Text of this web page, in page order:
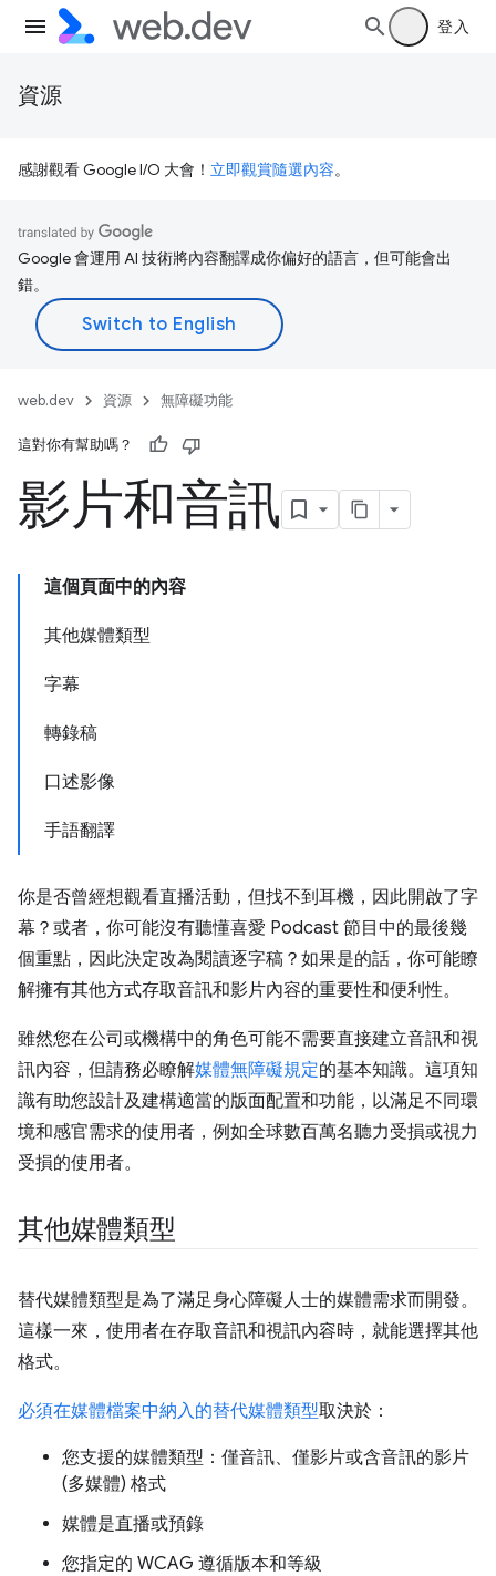
登入
資源
感謝觀看 Google I/O 大會！ 立即觀賞隨選內容。
Google 會運用 AI 技術將內容翻譯成你偏好的語言，但可能會出
錯。
web.dev 資源 無障礙功能
這對你有幫助嗎？
影片和音訊
這個頁面中的內容
其他媒體類型
字幕
轉錄稿
口述影像
手語翻譯
你是否曾經想觀看直播活動，但找不到耳機，因此開啟了字
幕？或者，你可能沒有聽懂喜愛 Podcast 節目中的最後幾
個重點，因此決定改為閱讀逐字稿？如果是的話，你可能瞭
解擁有其他方式存取音訊和影片內容的重要性和便利性。
雖然您在公司或機構中的角色可能不需要直接建立音訊和視
訊內容，但請務必瞭解媒體無障礙規定的基本知識。這項知
識有助您設計及建構適當的版面配置和功能，以滿足不同環
境和感官需求的使用者，例如全球數百萬名聽力受損或視力
受損的使用者。
其他媒體類型
替代媒體類型是為了滿足身心障礙人士的媒體需求而開發。
這樣一來，使用者在存取音訊和視訊內容時，就能選擇其他
格式。
必須在媒體檔案中納入的替代媒體類型取決於：
您支援的媒體類型：僅音訊、僅影片或含音訊的影片
(多媒體) 格式
媒體是直播或預錄
您指定的 WCAG 遵循版本和等級